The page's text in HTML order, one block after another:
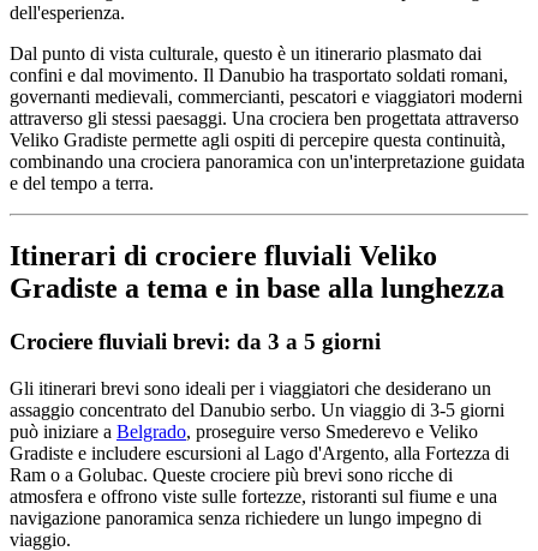
dell'esperienza.
Dal punto di vista culturale, questo è un itinerario plasmato dai
confini e dal movimento. Il Danubio ha trasportato soldati romani,
governanti medievali, commercianti, pescatori e viaggiatori moderni
attraverso gli stessi paesaggi. Una crociera ben progettata attraverso
Veliko Gradiste permette agli ospiti di percepire questa continuità,
combinando una crociera panoramica con un'interpretazione guidata
e del tempo a terra.
Itinerari di crociere fluviali Veliko
Gradiste a tema e in base alla lunghezza
Crociere fluviali brevi: da 3 a 5 giorni
Gli itinerari brevi sono ideali per i viaggiatori che desiderano un
assaggio concentrato del Danubio serbo. Un viaggio di 3-5 giorni
può iniziare a Belgrado, proseguire verso Smederevo e Veliko
Gradiste e includere escursioni al Lago d'Argento, alla Fortezza di
Ram o a Golubac. Queste crociere più brevi sono ricche di
atmosfera e offrono viste sulle fortezze, ristoranti sul fiume e una
navigazione panoramica senza richiedere un lungo impegno di
viaggio.